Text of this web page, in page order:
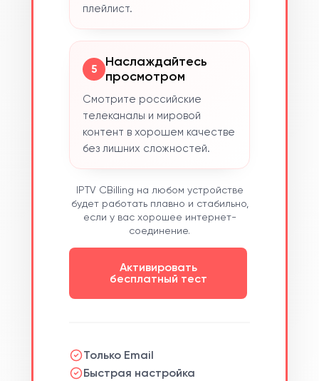
плейлист.
5
Наслаждайтесь
просмотром
Смотрите российские
телеканалы и мировой
контент в хорошем качестве
без лишних сложностей.
IPTV CBilling на любом устройстве
будет работать плавно и стабильно,
если у вас хорошее интернет-
соединение.
Активировать
бесплатный тест
Только Email
Быстрая настройка